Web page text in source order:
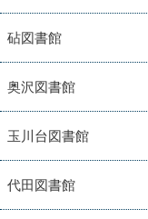
砧図書館
奥沢図書館
玉川台図書館
代田図書館